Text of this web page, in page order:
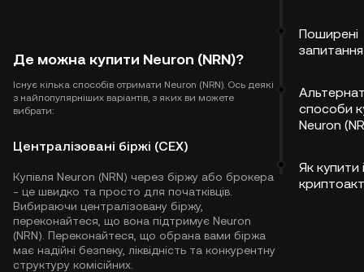
Де можна купити Neuron (NRN)?
Існує кілька способів отримати Neuron (NRN). Ось деякі
з найпопулярніших варіантів, з яких ви можете
вибрати:
Централізовані біржі (CEX)
Купівля Neuron (NRN) через біржу або брокера
- це швидко та просто для початківців.
Вибираючи централізовану біржу,
переконайтеся, що вона підтримує Neuron
(NRN). Переконайтеся, що обрана вами біржа
має надійні безпеку, ліквідність та конкурентну
структуру комісійних.
Поширені
запитання
способи
Neuron
Як купити